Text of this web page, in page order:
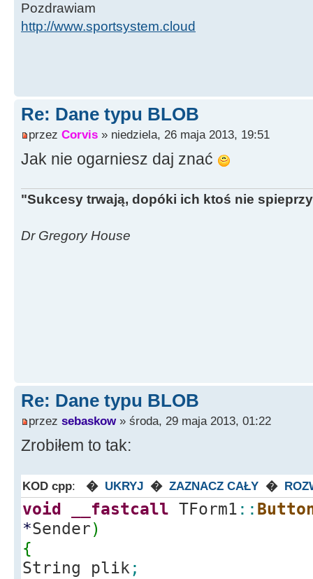
Pozdrawiam
http://www.sportsystem.cloud
Re: Dane typu BLOB
przez Corvis » niedziela, 26 maja 2013, 19:51
Jak nie ogarniesz daj znać
"Sukcesy trwają, dopóki ich ktoś nie
Dr Gregory House
Re: Dane typu BLOB
przez sebaskow» środa, 29 maja 2013, 01:22
Zrobiłem to tak:
KOD cpp: � UKRYJ � ZAZNACZ CAŁY �
void __fastcall TForm1 ::
*Sender)
{
String plik;